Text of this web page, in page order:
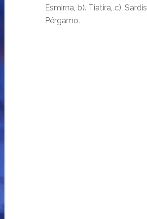
Esmirna, b). Tiatira, c).
Pérgamo.